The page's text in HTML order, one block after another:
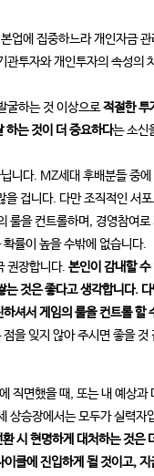
업에 집중하느라 개인자금 관
관투자와 개인투자의 속성의
굴하는 것 이상으로적절한 투
하는 것이 더 중요하다는 소신
니다. MZ세대 후배분들 중에
을 겁니다. 다만 조직적인 서
룰을 컨트롤하며, 경영참여로
률이 높을 수밖에 없습니다.
권장합니다. 본인이 감내할 수
는 것은 좋다고 생각합니다.
셔서 게임의 룰을 컨트롤 할
점을 잊지 않아 주시면 좋을 것
직면했을 때, 또는 내 예상과
상승장에서는 모두가 실력자
시 현명하게 대처하는 것은
클에 진입하게 될 것이고, 지